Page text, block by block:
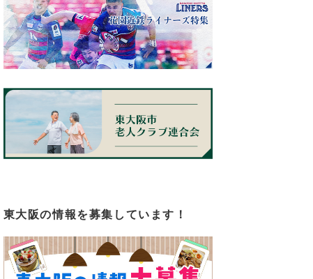
東大阪の情報を募集しています！